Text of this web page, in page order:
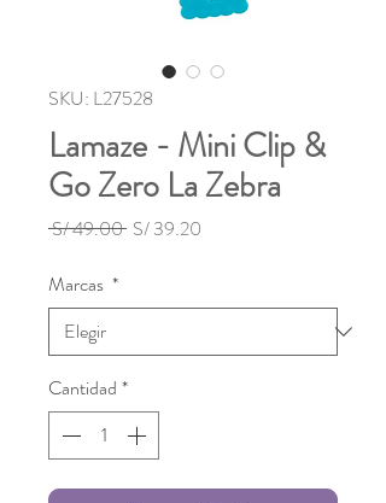
SKU: L27528
Lamaze - Mini Clip &
Go Zero La Zebra
S/ 49.00 Precio
S/ 39.20
Marcas *
Cantidad *